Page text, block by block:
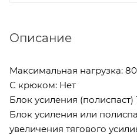
Описание
Максимальная нагрузка:
С крюком: Нет
Блок усиления (полиспаст)
Блок усиления или
увеличения тягового